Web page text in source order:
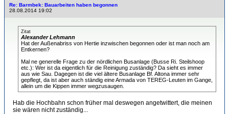
Re: Barmbek: Bauarbeiten haben begonnen
28.08.2014 19:02
Zitat
Alexander Lehmann
Hat der Außenabriss von Hertie inzwischen begonnen oder ist man noch am
Entkernen?
Mal ne generelle Frage zu der nördlichen Busanlage (Busse Ri. Steilshoop
etc.): Wer ist da eigentlich für die Reinigung zuständig? Da sieht es immer
aus wie Sau. Dagegen ist die viel ältere Busanlage Bf. Altona immer sehr
gepflegt, da ist aber auch ständig eine Armada von TEREG-Leuten im Gange,
allein um die Kippen immer wegzusaugen.
Hab die Hochbahn schon früher mal deswegen angetwittert, die meinen
sie wären nicht zuständig...